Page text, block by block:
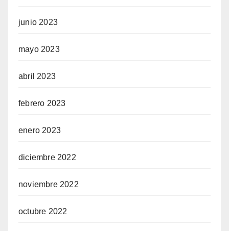
junio 2023
mayo 2023
abril 2023
febrero 2023
enero 2023
diciembre 2022
noviembre 2022
octubre 2022